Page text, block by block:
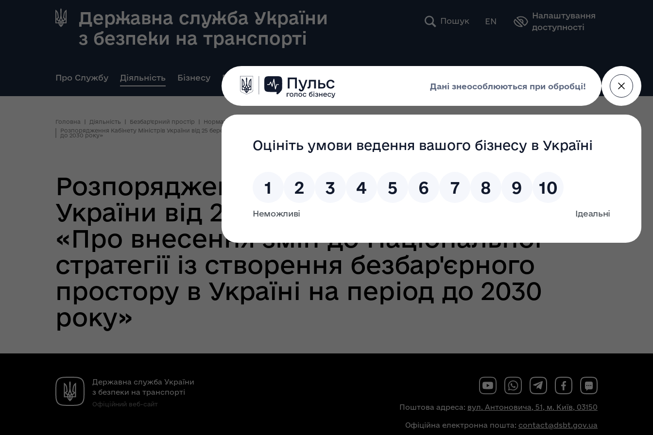
Державна служба України
з безпеки на транспорті
Пошук Оберіть свою мову
EN
Налаштування
доступності
Про Службу Діяльність Бізнесу Реєстри Громадянам
Головна Діяльність Безбар’єрний простір
Нормативно-правова база
Розпорядження Кабінету Міністрів України від 25 березня 2025 р. № 294-р «Про внесення змін до Національної стратегії із створення безбар'єрного простору в Україні на період
до 2030 року»
Розпорядження Кабінету Міністрів
України від 25 березня 2025 р. № 294-р
«Про внесення змін до Національної
стратегії із створення безбар'єрного
простору в Україні на період до 2030
року»
Державна служба України
з безпеки на транспорті
Офіційний веб-сайт Поштова адреса: вул. Антоновича, 51, м. Київ, 03150
Офіційна електронна пошта: contact@dsbt.gov.ua